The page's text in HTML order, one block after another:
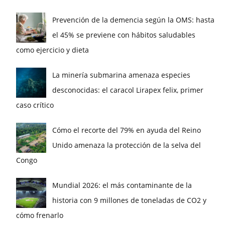
Prevención de la demencia según la OMS: hasta
el 45% se previene con hábitos saludables
como ejercicio y dieta
La minería submarina amenaza especies
desconocidas: el caracol Lirapex felix, primer
caso crítico
Cómo el recorte del 79% en ayuda del Reino
Unido amenaza la protección de la selva del
Congo
Mundial 2026: el más contaminante de la
historia con 9 millones de toneladas de CO2 y
cómo frenarlo